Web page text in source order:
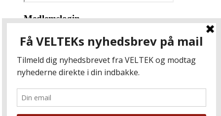
Medlemslogin
Brugernavn eller e-mail
Adgangskode
Husk mig